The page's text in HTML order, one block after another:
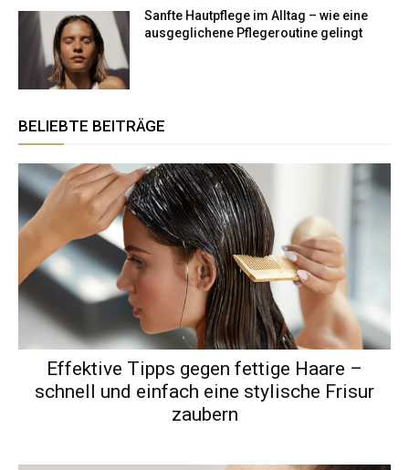
Sanfte Hautpflege im Alltag – wie eine
ausgeglichene Pflegeroutine gelingt
BELIEBTE BEITRÄGE
Effektive Tipps gegen fettige Haare –
schnell und einfach eine stylische Frisur
zaubern